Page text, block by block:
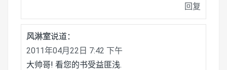
回复
风淋室说道：
2011年04月22日 7:42 下午
大帅哥! 看您的书受益匪浅.